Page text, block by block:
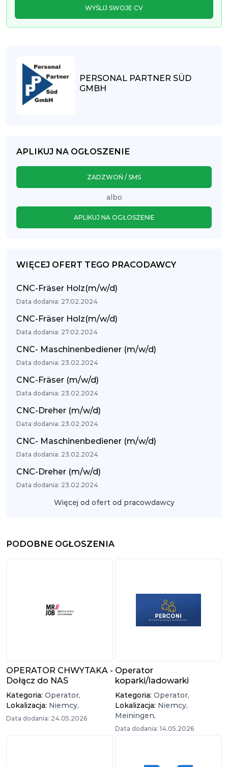
WYŚLIJ SWOJE CV
PERSONAL PARTNER SÜD
GMBH
APLIKUJ NA OGŁOSZENIE
ZADZWOŃ / SMS
albo
APLIKUJ NA OGŁOSZENIE
WIĘCEJ OFERT TEGO PRACODAWCY
CNC-Fräser Holz(m/w/d)
Data dodania: 27.02.2024
CNC-Fräser Holz(m/w/d)
Data dodania: 27.02.2024
CNC- Maschinenbediener (m/w/d)
Data dodania: 23.02.2024
CNC-Fräser (m/w/d)
Data dodania: 23.02.2024
CNC-Dreher (m/w/d)
Data dodania: 23.02.2024
CNC- Maschinenbediener (m/w/d)
Data dodania: 23.02.2024
CNC-Dreher (m/w/d)
Data dodania: 23.02.2024
Więcej od ofert od pracowdawcy
PODOBNE OGŁOSZENIA
OPERATOR CHWYTAKA -
Dołącz do NAS
Kategoria: Operator,
Lokalizacja: Niemcy,
Data dodania: 24.05.2026
Operator
koparki/ladowarki
Kategoria: Operator,
Lokalizacja: Niemcy,
Meiningen,
Data dodania: 14.05.2026